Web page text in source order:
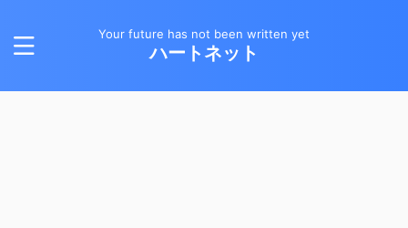
Your future has not been written yet
ハートネット